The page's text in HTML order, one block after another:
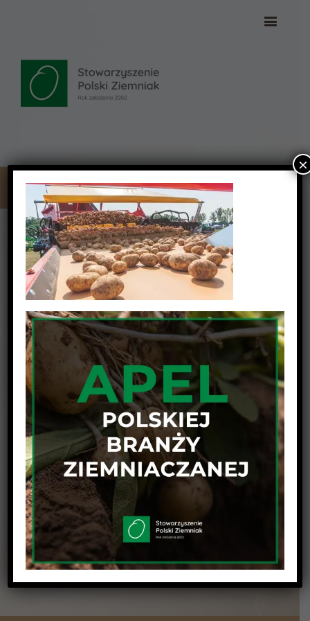
_DSC3986 (Copy)
_DSC3986 (Copy)
Udostępnij wpis na swojej platformie !
Facebook
TwitterLinkedinReddit Google+Pinterest
Vk
×